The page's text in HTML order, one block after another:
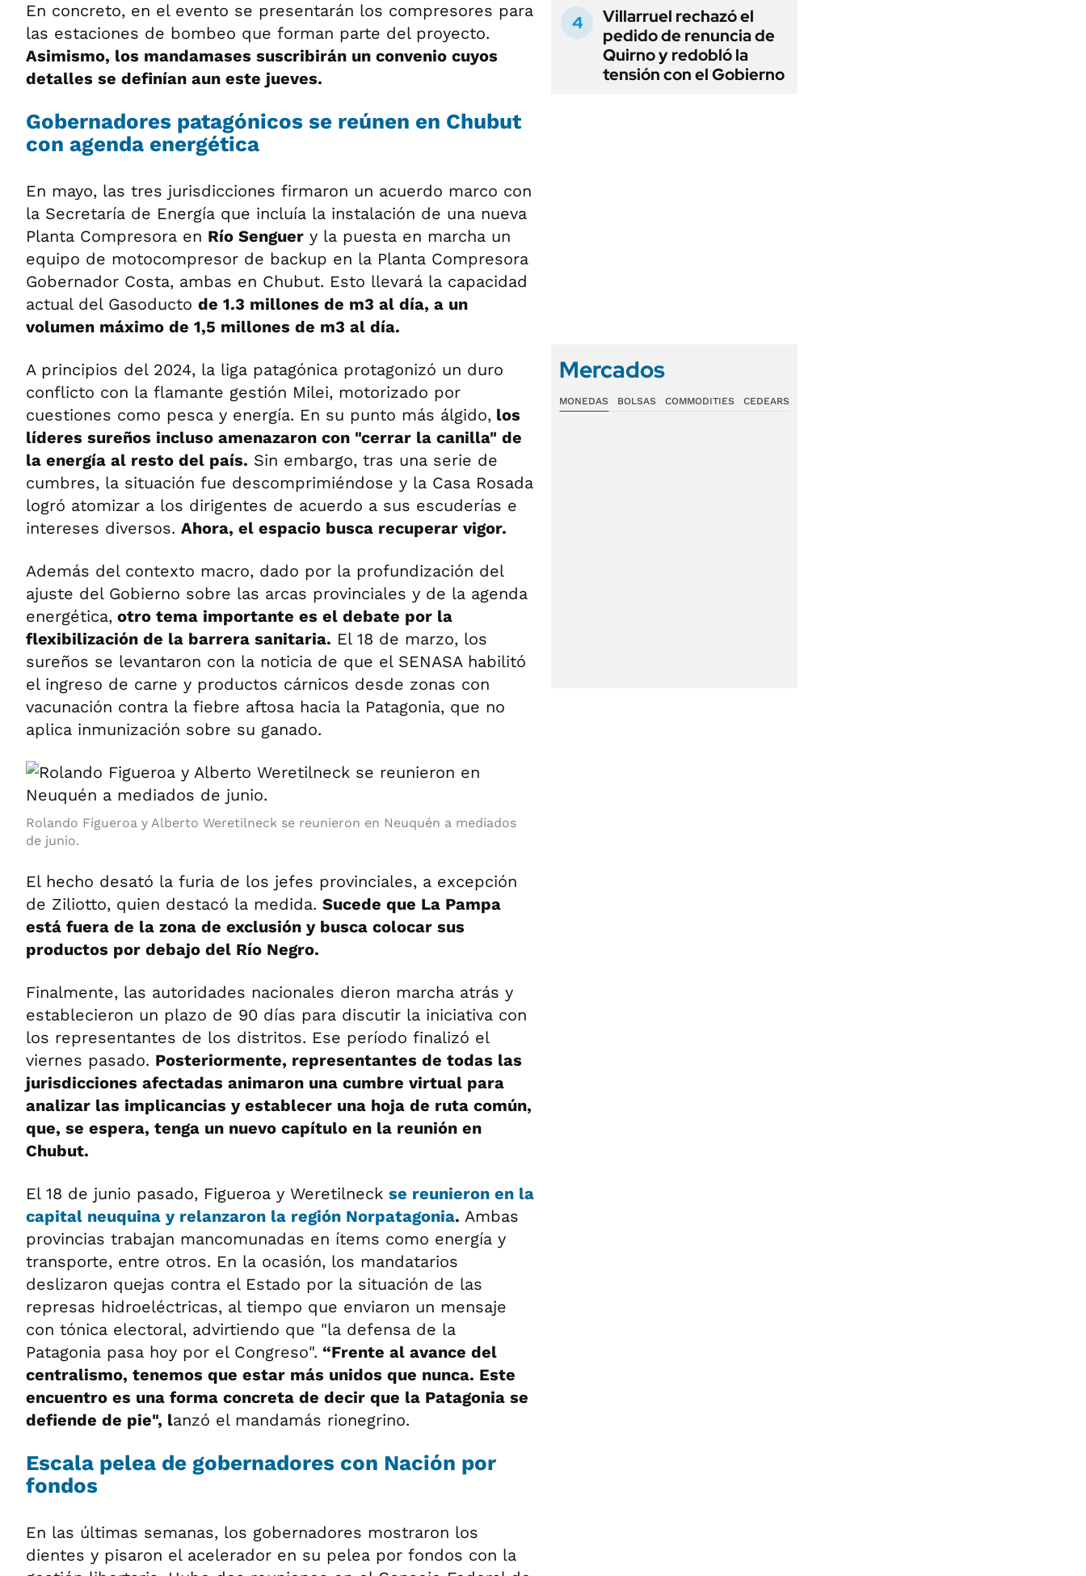
En concreto, en el evento se presentarán los compresores para
las estaciones de bombeo que forman parte del proyecto.
Asimismo, los mandamases suscribirán un convenio cuyos
detalles se definían aun este jueves.
Gobernadores patagónicos se reúnen en Chubut
con agenda energética
En mayo, las tres jurisdicciones firmaron un acuerdo marco con
la Secretaría de Energía que incluía la instalación de una nueva
Planta Compresora en Río Senguer y la puesta en marcha un
equipo de motocompresor de backup en la Planta Compresora
Gobernador Costa, ambas en Chubut. Esto llevará la capacidad
actual del Gasoducto de 1.3 millones de m3 al día, a un
volumen máximo de 1,5 millones de m3 al día.
A principios del 2024, la liga patagónica protagonizó un duro
conflicto con la flamante gestión Milei, motorizado por
cuestiones como pesca y energía. En su punto más álgido, los
líderes sureños incluso amenazaron con "cerrar la canilla" de
la energía al resto del país. Sin embargo, tras una serie de
cumbres, la situación fue descomprimiéndose y la Casa Rosada
logró atomizar a los dirigentes de acuerdo a sus escuderías e
intereses diversos. Ahora, el espacio busca recuperar vigor.
Además del contexto macro, dado por la profundización del
ajuste del Gobierno sobre las arcas provinciales y de la agenda
energética, otro tema importante es el debate por la
flexibilización de la barrera sanitaria. El 18 de marzo, los
sureños se levantaron con la noticia de que el SENASA habilitó
el ingreso de carne y productos cárnicos desde zonas con
vacunación contra la fiebre aftosa hacia la Patagonia, que no
aplica inmunización sobre su ganado.
Rolando Figueroa y Alberto Weretilneck se reunieron en Neuquén a mediados
de junio.
El hecho desató la furia de los jefes provinciales, a excepción
de Ziliotto, quien destacó la medida. Sucede que La Pampa
está fuera de la zona de exclusión y busca colocar sus
productos por debajo del Río Negro.
Finalmente, las autoridades nacionales dieron marcha atrás y
establecieron un plazo de 90 días para discutir la iniciativa con
los representantes de los distritos. Ese período finalizó el
viernes pasado. Posteriormente, representantes de todas las
jurisdicciones afectadas animaron una cumbre virtual para
analizar las implicancias y establecer una hoja de ruta común,
que, se espera, tenga un nuevo capítulo en la reunión en
Chubut.
El 18 de junio pasado, Figueroa y Weretilneck se reunieron en la
capital neuquina y relanzaron la región Norpatagonia. Ambas
provincias trabajan mancomunadas en ítems como energía y
transporte, entre otros. En la ocasión, los mandatarios
deslizaron quejas contra el Estado por la situación de las
represas hidroeléctricas, al tiempo que enviaron un mensaje
con tónica electoral, advirtiendo que "la defensa de la
Patagonia pasa hoy por el Congreso". “Frente al avance del
centralismo, tenemos que estar más unidos que nunca. Este
encuentro es una forma concreta de decir que la Patagonia se
defiende de pie", lanzó el mandamás rionegrino.
Escala pelea de gobernadores con Nación por
fondos
En las últimas semanas, los gobernadores mostraron los
dientes y pisaron el acelerador en su pelea por fondos con la
Villarruel rechazó el
pedido de renuncia de
Quirno y redobló la
tensión con el Gobierno
Mercados
MONEDAS BOLSAS COMMODITIES CEDEARS